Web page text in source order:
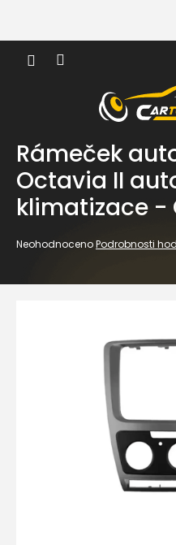
obsah
Rámeček
Octavia II
klimatizace -
Průměrné
je
NeohodnocenoPodrobnosti